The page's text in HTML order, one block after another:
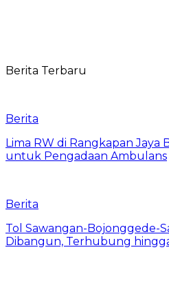
Berita Terbaru
Berita
Lima RW di Rangkapan Jaya
untuk Pengadaan Ambulans
Berita
Tol Sawangan-Bojonggede-
Dibangun, Terhubung